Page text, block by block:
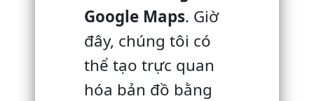
Google Maps. Giờ
đây, chúng tôi có
thể tạo trực quan
hóa bản đồ bằng